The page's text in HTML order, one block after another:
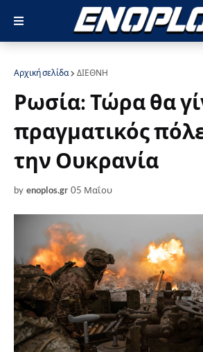
Αρχική σελίδα ΔΙΕΘΝΗ
Ρωσία: Τώρα θα
πραγματικός
την Ουκρανία
by enoplos.gr 05 Μαΐου